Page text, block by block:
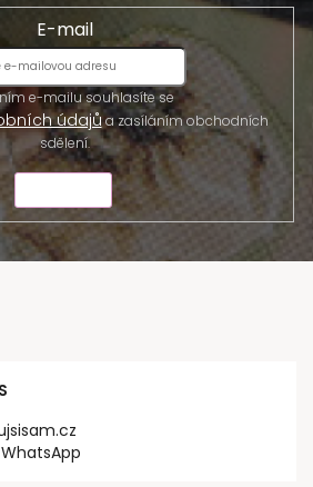
E-mail
e-mailu souhlasíte se
údajůa zasíláním obchodních
sdělení.